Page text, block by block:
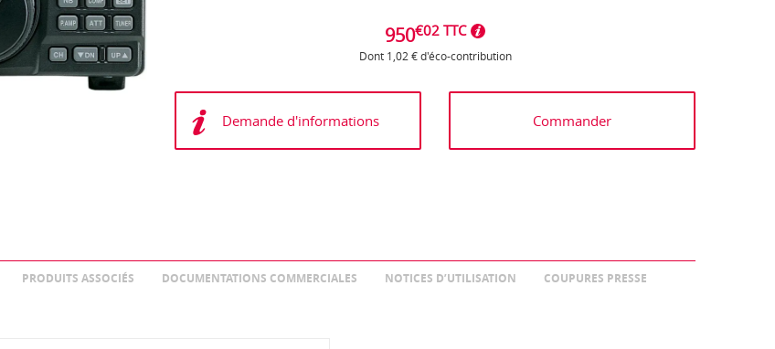
950€02 TTC
Dont 1,02 € d'éco-contribution
Demande d'informations Commander
PRODUITS ASSOCIÉS DOCUMENTATIONS COMMERCIALES NOTICES D’UTILISATION COUPURES PRESSE